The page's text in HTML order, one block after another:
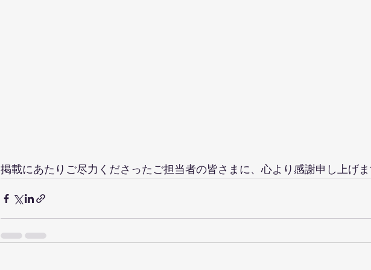
掲載にあたりご尽力くださったご担当者の皆さまに、心より感謝申し上げま